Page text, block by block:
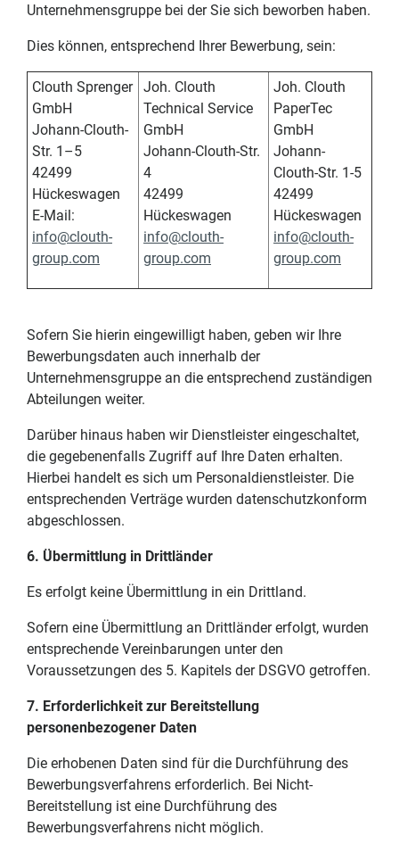
Unternehmensgruppe bei der Sie sich beworben haben.
Dies können, entsprechend Ihrer Bewerbung, sein:
Clouth Sprenger
GmbH
Johann-Clouth-
Str. 1–5
42499
Hückeswagen
E-Mail:
info@clouth-
group.com
Joh. Clouth
Technical Service
GmbH
Johann-Clouth-Str.
4
42499
Hückeswagen
info@clouth-
group.com
Joh. Clouth
PaperTec
GmbH
Johann-
Clouth-Str. 1-5
42499
Hückeswagen
info@clouth-
group.com
Sofern Sie hierin eingewilligt haben, geben wir Ihre
Bewerbungsdaten auch innerhalb der
Unternehmensgruppe an die entsprechend zuständigen
Abteilungen weiter.
Darüber hinaus haben wir Dienstleister eingeschaltet,
die gegebenenfalls Zugriff auf Ihre Daten erhalten.
Hierbei handelt es sich um Personaldienstleister. Die
entsprechenden Verträge wurden datenschutzkonform
abgeschlossen.
6. Übermittlung in Drittländer
Es erfolgt keine Übermittlung in ein Drittland.
Sofern eine Übermittlung an Drittländer erfolgt, wurden
entsprechende Vereinbarungen unter den
Voraussetzungen des 5. Kapitels der DSGVO getroffen.
7. Erforderlichkeit zur Bereitstellung
personenbezogener Daten
Die erhobenen Daten sind für die Durchführung des
Bewerbungsverfahrens erforderlich. Bei Nicht-
Bereitstellung ist eine Durchführung des
Bewerbungsverfahrens nicht möglich.